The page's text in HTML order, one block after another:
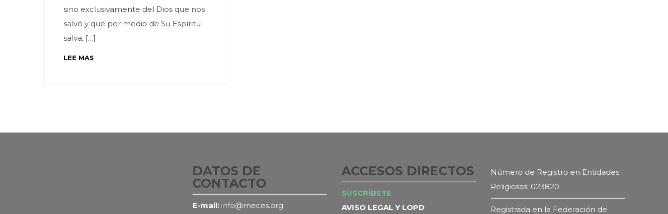
sino exclusivamente del Dios que nos
salvó y que por medio de Su Espíritu
salva, […]
LEE MAS
DATOS DE
CONTACTO
E-mail: info@meces.org
ACCESOS DIRECTOS
SUSCRÍBETE
AVISO LEGAL Y LOPD
Número de Registro en Entidades
Religiosas: 023820.
Registrada en la Federación de